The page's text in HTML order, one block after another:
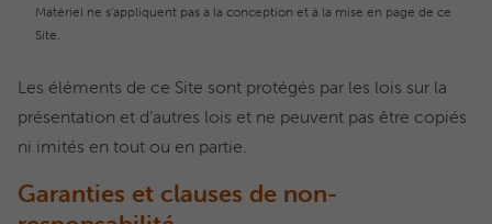
Matériel ne s’appliquent pas à la conception et à la mise en page de ce
Site.
Les éléments de ce Site sont protégés par les lois sur la
présentation et d’autres lois et ne peuvent pas être copiés
ni imités en tout ou en partie.
Garanties et clauses de non-